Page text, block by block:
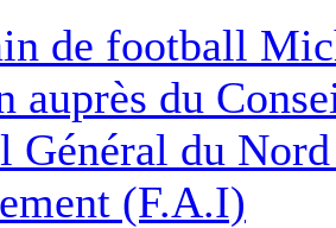
de football
auprès du
Général du
(F.A.I)